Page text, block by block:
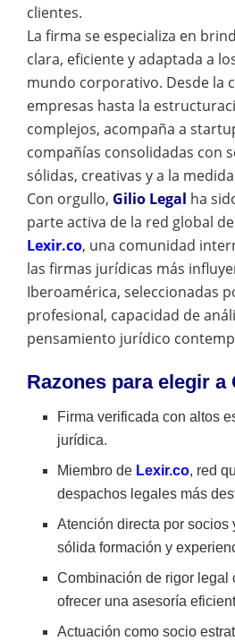
clientes.
La firma se especializa en
clara, eficiente y adaptada a
mundo corporativo. Desde la
empresas hasta la
complejos, acompaña a
compañías consolidadas con
sólidas, creativas y a la
Con orgullo, Gilio Legal ha
parte activa de la red global
Lexir.co, una comunidad
las firmas jurídicas más
Iberoamérica, seleccionadas
profesional, capacidad de
pensamiento jurídico
Razones para elegir a
Firma verificada con altos
jurídica.
Miembro de Lexir.co, red
despachos legales más
Atención directa por socios
sólida formación y
Combinación de rigor legal
ofrecer una asesoría
Actuación como socio